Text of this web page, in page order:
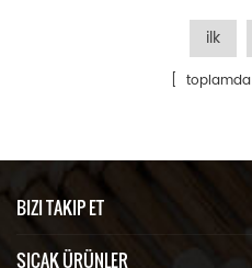
ilk
[ toplamda
BIZI TAKIP ET
SICAK ÜRÜNLER